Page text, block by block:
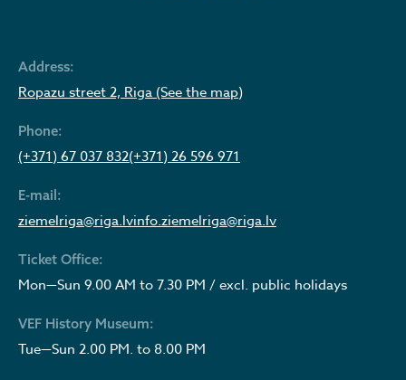
Address:
Ropazu street 2, Riga (See the map)
Phone:
(+371) 67 037 832(+371) 26 596 971
E-mail:
ziemelriga@riga.lvinfo.ziemelriga@riga.lv
Ticket Office:
Mon—Sun 9.00 AM to 7.30 PM / excl. public holidays
VEF History Museum:
Tue—Sun 2.00 PM. to 8.00 PM